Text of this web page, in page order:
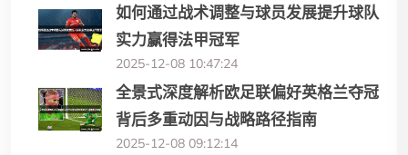
如何通过战术调整与球员发展提升球队
实力赢得法甲冠军
2025-12-08 10:47:24
全景式深度解析欧足联偏好英格兰夺冠
背后多重动因与战略路径指南
2025-12-08 09:12:14